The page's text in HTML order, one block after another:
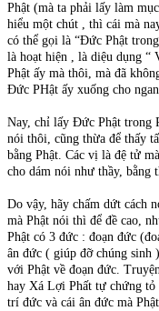
Phật (mà ta phải lấy làm
hiểu một chút , thì cái mà
có thể gọi là “Đức Phật
là hoạt hiện , là diệu dụng
Phật ấy mà thôi, mà đã
Đức PHật ấy xuống cho
Nay, chỉ lấy Đức Phật trong
nói thôi, cũng thừa để thấy
bằng Phật. Các vị là đệ tử
cho dám nói như thầy, bằng
Do vậy, hãy chấm dứt cách
mà Phật nói thì để đề cao,
Phật có 3 đức : đoạn đức
ân đức ( giúp đỡ chúng sinh
với Phật về đoạn đức.
hay Xá Lợi Phất tự chứng tỏ
trí đức và cái ân đức mà